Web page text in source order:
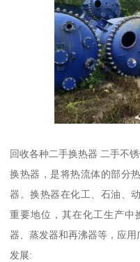
回收各种二手换热器 二手不
换热器，是将热流体的部分
器。换热器在化工、石油、
重要地位，其在化工生产中
器、蒸发器和再沸器等，应用
发展: